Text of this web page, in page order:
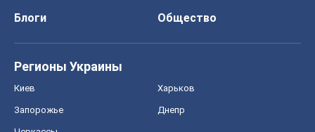
Блоги
Общество
Регионы Украины
Киев Харьков
Запорожье Днепр